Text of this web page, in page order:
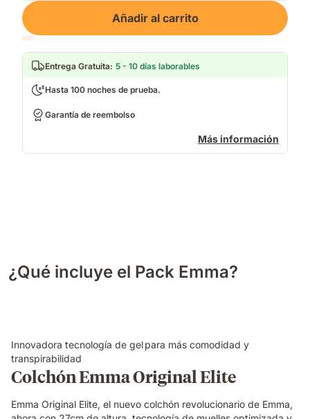
Loading
Añadir al carrito
Entrega Gratuita: 5 - 10 días laborables
Hasta 100 noches de prueba.
Garantía de reembolso
Más información
¿Qué incluye el Pack Emma?
Innovadora tecnología de gel para más comodidad y
transpirabilidad
Colchón Emma Original Elite
Emma Original Elite, el nuevo colchón revolucionario de Emma,